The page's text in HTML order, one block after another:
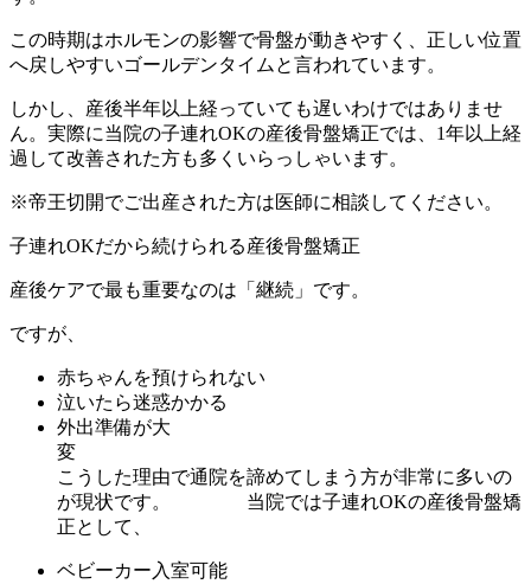
この時期はホルモンの影響で骨盤が動きやすく、正しい位置
へ戻しやすいゴールデンタイムと言われています。
しかし、産後半年以上経っていても遅いわけではありませ
ん。実際に当院の子連れOKの産後骨盤矯正では、1年以上経
過して改善された方も多くいらっしゃいます。
※帝王切開でご出産された方は医師に相談してください。
子連れOKだから続けられる産後骨盤矯正
産後ケアで最も重要なのは「継続」です。
ですが、
赤ちゃんを預けられない
泣いたら迷惑かかる
外出準備が大
こうした理由で通院を諦めてしまう方が非常に多いの
が現状です。 当院では子連れOKの産後骨盤矯
正として、
ベビーカー入室可能